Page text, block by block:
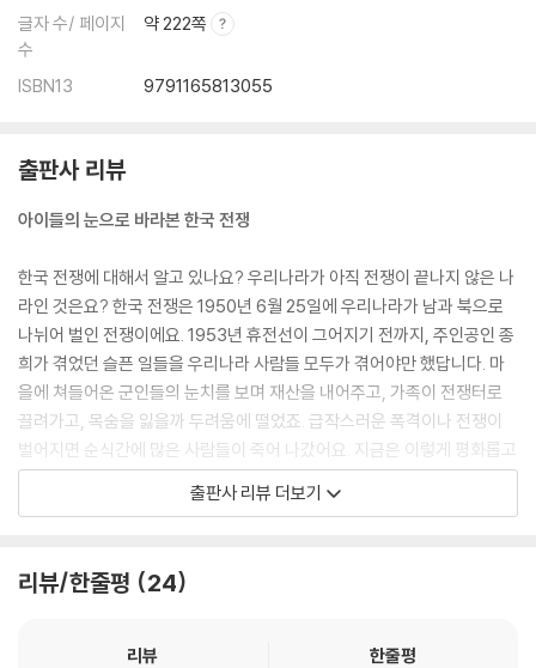
글자 수/ 페이지
수
약 222쪽
ISBN13 9791165813055
출판사 리뷰
아이들의 눈으로 바라본 한국 전쟁
한국 전쟁에 대해서 알고 있나요? 우리나라가 아직 전쟁이 끝나지 않은 나
라인 것은요? 한국 전쟁은 1950년 6월 25일에 우리나라가 남과 북으로
나뉘어 벌인 전쟁이에요. 1953년 휴전선이 그어지기 전까지, 주인공인 종
희가 겪었던 슬픈 일들을 우리나라 사람들 모두가 겪어야만 했답니다. 마
을에 쳐들어온 군인들의 눈치를 보며 재산을 내어주고, 가족이 전쟁터로
끌려가고, 목숨을 잃을까 두려움에 떨었죠. 급작스러운 폭격이나 전쟁이
벌어지면 순식간에 많은 사람들이 죽어 나갔어요. 지금은 이렇게 평화롭고
아름다운 풍경을 보며 살아가지만, 아직도 한국 전쟁의 아픔을 안고 살아
가는 어른들이 많이 있지요. 어린이들의 눈으로 바라본 1950년대는 과연
봉숭아 꽃물이 다 사라지기 전까지 가족을 만날 수 있을까요?
한국 전쟁이 벌어지기 전 엄마는 종희의 손톱에 곱디고운 봉숭아 꽃물을
출판사 리뷰 더보기
리뷰/한줄평 24
리뷰 한줄평